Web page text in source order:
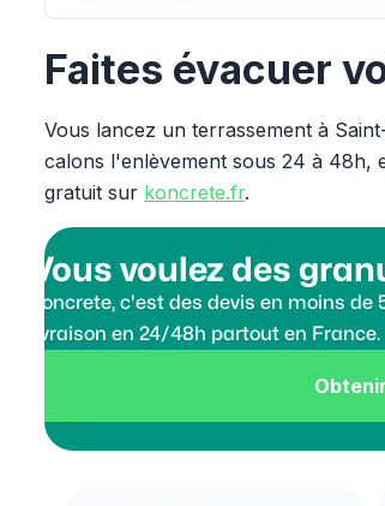
Faites évacuer
Vous lancez un terrassement à
calons l'enlèvement sous 24 à 48h,
gratuit sur koncrete.fr.
Vous voulez des
Koncrete, c'est des devis en moins
livraison en 24/48h partout en France.